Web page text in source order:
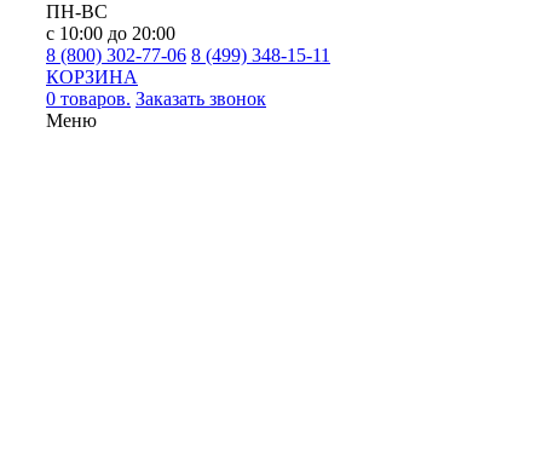
ПН-ВС
с 10:00 до 20:00
8 (800) 302-77-06 8 (499) 348-15-11
КОРЗИНА
0 товаров. Заказать звонок
Меню